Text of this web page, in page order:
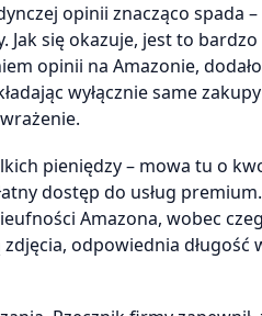
opinii znacząco spada
się okazuje, jest to
opinii na Amazonie,
wyłącznie same
pieniędzy – mowa tu o
dostęp do usług
Amazona, wobec
odpowiednia długość